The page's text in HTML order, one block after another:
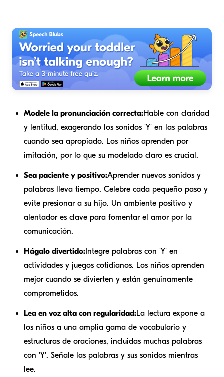
Modele la pronunciación correcta:Hable con claridad
y lentitud, exagerando los sonidos 'Y' en las palabras
cuando sea apropiado. Los niños aprenden por
imitación, por lo que su modelado claro es crucial.
Sea paciente y positivo:Aprender nuevos sonidos y
palabras lleva tiempo. Celebre cada pequeño paso y
evite presionar a su hijo. Un ambiente positivo y
alentador es clave para fomentar el amor por la
comunicación.
Hágalo divertido: Integre palabras con 'Y' en
actividades y juegos cotidianos. Los niños aprenden
mejor cuando se divierten y están genuinamente
comprometidos.
Lea en voz alta con regularidad:La lectura expone a
los niños a una amplia gama de vocabulario y
estructuras de oraciones, incluidas muchas palabras
con 'Y'. Señale las palabras y sus sonidos mientras
lee.